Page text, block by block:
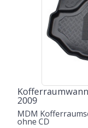
2009
MDM
ohne CD